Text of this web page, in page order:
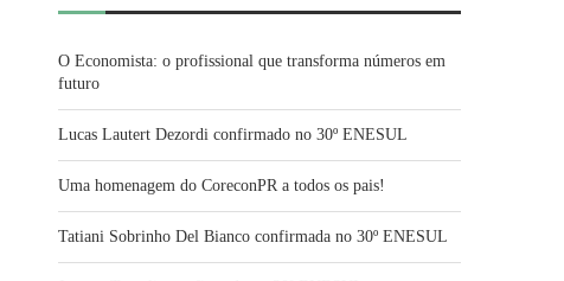
O Economista: o profissional que transforma números em
futuro
Lucas Lautert Dezordi confirmado no 30º ENESUL
Uma homenagem do CoreconPR a todos os pais!
Tatiani Sobrinho Del Bianco confirmada no 30º ENESUL